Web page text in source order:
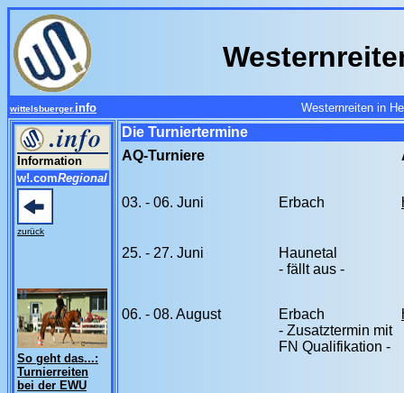
wittelsbuerger. info Westernreiten in
Information
w!.comRegional
zurück
So geht das...:
Turnierreiten
bei der EWU
Die Turniertermine
AQ-Turniere
03. - 06. Juni Erbach
25. - 27. Juni
Haunetal
- fällt aus -
06. - 08. August
Erbach
- Zusatztermin mit
FN Qualifikation -